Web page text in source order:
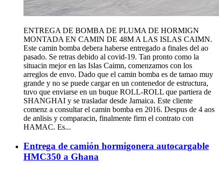
ENTREGA DE BOMBA DE PLUMA DE HORMIGN
MONTADA EN CAMIN DE 48M A LAS ISLAS CAIMN.
Este camin bomba debera haberse entregado a finales del ao
pasado. Se retras debido al covid-19. Tan pronto como la
situacin mejor en las Islas Caimn, comenzamos con los
arreglos de envo. Dado que el camin bomba es de tamao muy
grande y no se puede cargar en un contenedor de estructura,
tuvo que enviarse en un buque ROLL-ROLL que partiera de
SHANGHAI y se trasladar desde Jamaica. Este cliente
comenz a consultar el camin bomba en 2016. Despus de 4 aos
de anlisis y comparacin, finalmente firm el contrato con
HAMAC. Es...
Entrega de camión hormigonera autocargable
HMC350 a Ghana